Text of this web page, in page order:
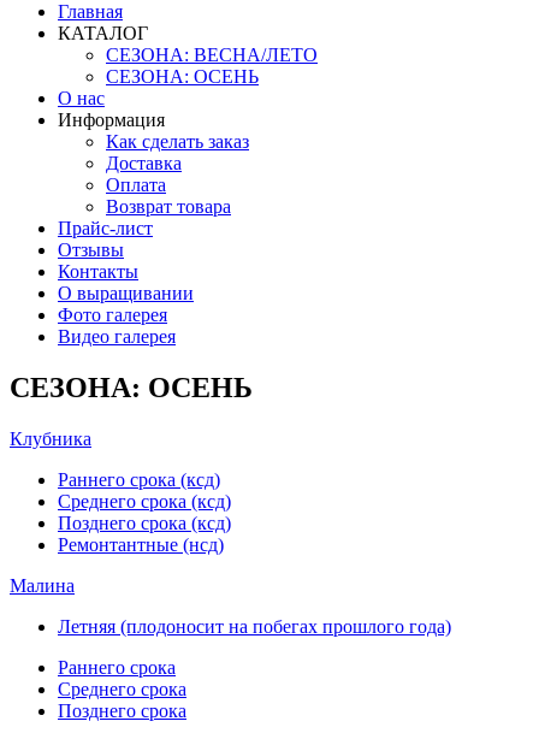
Главная
КАТАЛОГ
СЕЗОНА: ВЕСНА/ЛЕТО
СЕЗОНА: ОСЕНЬ
О нас
Информация
Как сделать заказ
Доставка
Оплата
Возврат товара
Прайс-лист
Отзывы
Контакты
О выращивании
Фото галерея
Видео галерея
СЕЗОНА: ОСЕНЬ
Клубника
Раннего срока (ксд)
Среднего срока (ксд)
Позднего срока (ксд)
Ремонтантные (нсд)
Малина
Летняя (плодоносит на побегах прошлого года)
Раннего срока
Среднего срока
Позднего срока